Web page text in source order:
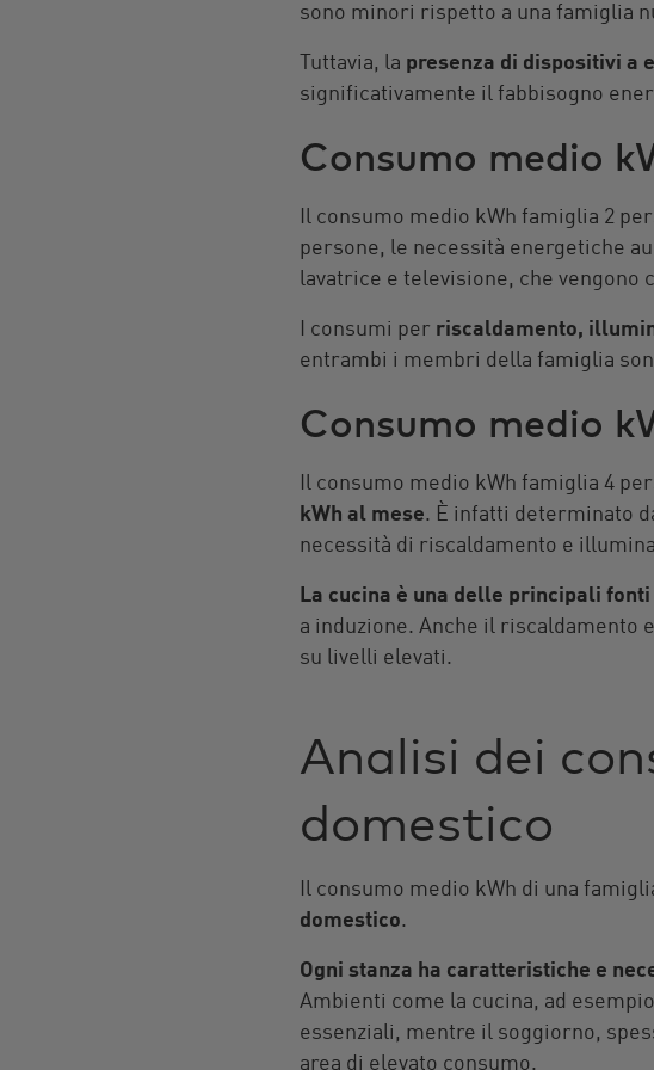
sono minori rispetto a una famiglia
Tuttavia, la presenza di dispositivi a
significativamente il fabbisogno
Consumo medio
Il consumo medio kWh famiglia 2
persone, le necessità energetiche
lavatrice e televisione, che
I consumi per riscaldamento,
entrambi i membri della famiglia
Consumo medio
Il consumo medio kWh famiglia 4
kWh al mese. È infatti determinato
necessità di riscaldamento e
La cucina è una delle principali
a induzione. Anche il riscaldamento
su livelli elevati.
Analisi dei
domestico
Il consumo medio kWh di una
domestico.
Ogni stanza ha caratteristiche e
Ambienti come la cucina, ad
essenziali, mentre il soggiorno,
area di elevato consumo.